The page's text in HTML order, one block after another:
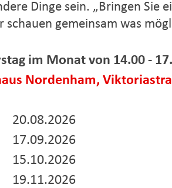
Dinge sein. „Bringen Sie
gemeinsam was
im Monatvon 14.00 -
Nordenham,
20.08.2026
17.09.2026
15.10.2026
19.11.2026